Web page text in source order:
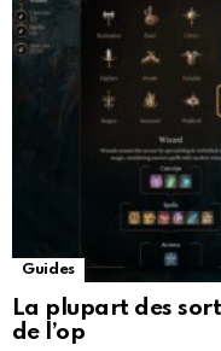
Guides
La plupart des
de l’op